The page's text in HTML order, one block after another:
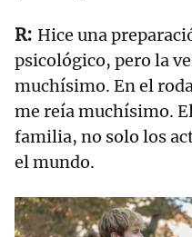
Hice una
psicológico, pero la
muchísimo. En el
me reía muchísimo.
familia, no solo los
el mundo.